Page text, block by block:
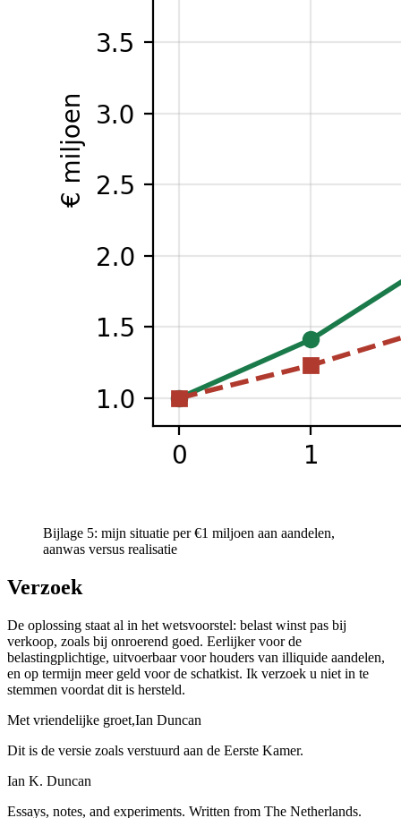
Bijlage 5: mijn situatie per €1 miljoen aan aandelen,
aanwas versus realisatie
Verzoek
De oplossing staat al in het wetsvoorstel: belast winst pas bij
verkoop, zoals bij onroerend goed. Eerlijker voor de
belastingplichtige, uitvoerbaar voor houders van illiquide aandelen,
en op termijn meer geld voor de schatkist. Ik verzoek u niet in te
stemmen voordat dit is hersteld.
Met vriendelijke groet,Ian Duncan
Dit is de versie zoals verstuurd aan de Eerste Kamer.
Ian K. Duncan
Essays, notes, and experiments. Written from The Netherlands.